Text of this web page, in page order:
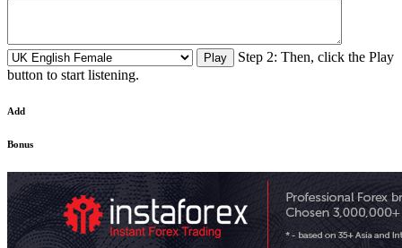
Step 2: Then, click the Play
button to start listening.
Add
Bonus